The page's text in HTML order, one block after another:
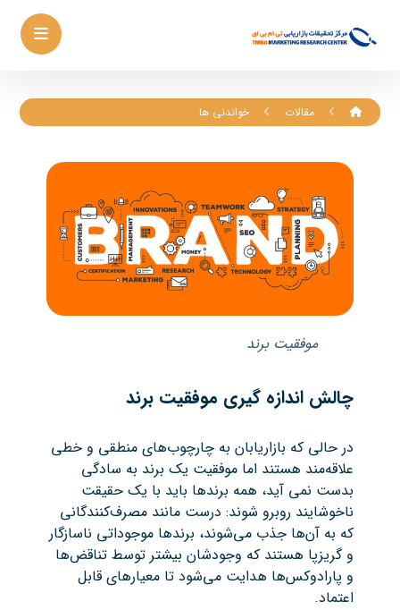
مقالات خواندنی ها
موفقیت برند
چالش اندازه گیری موفقیت برند
در حالی که بازاریابان به چارچوب‌های منطقی و خطی
علاقه‌مند هستند اما موفقیت یک برند به سادگی
بدست نمی آید، همه برندها باید با یک حقیقت
ناخوشایند روبرو شوند: درست مانند مصرف‌کنندگانی
که به آن‌ها جذب می‌شوند، برندها موجوداتی ناسازگار
و گریزپا هستند که وجودشان بیشتر توسط تناقض‌ها
و پارادوکس‌ها هدایت می‌شود تا معیارهای قابل
اعتماد.